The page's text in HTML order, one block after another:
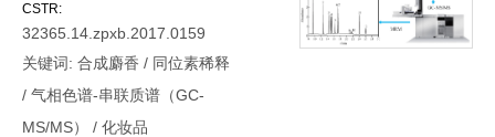
CSTR:
32365.14.zpxb.2017.0159
关键词: 合成麝香 / 同位素稀释
/ 气相色谱-串联质谱（GC-
MS/MS）
/ 化妆品